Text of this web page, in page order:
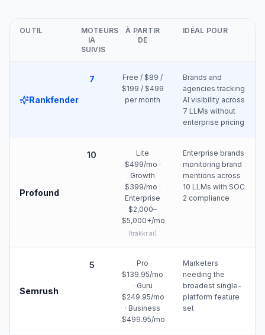
OUTIL
MOTEURS
IA
SUIVIS
À PARTIR
DE
IDÉAL POUR
Rankfender
7
Free / $89 /
$199 / $499
per month
Brands and
agencies tracking
AI visibility across
7 LLMs without
enterprise pricing
Profound
10
Lite
$499/mo ·
Growth
$399/mo ·
Enterprise
$2,000–
$5,000+/mo
(trakkr.ai)
Enterprise brands
monitoring brand
mentions across
10 LLMs with SOC
2 compliance
Semrush
5
Pro
$139.95/mo
· Guru
$249.95/mo
· Business
$499.95/mo
Marketers
needing the
broadest single-
platform feature
set